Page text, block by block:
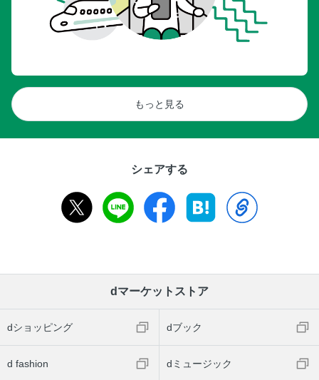
もっと見る
シェアする
dマーケットストア
dショッピング dブック
d fashion dミュージック